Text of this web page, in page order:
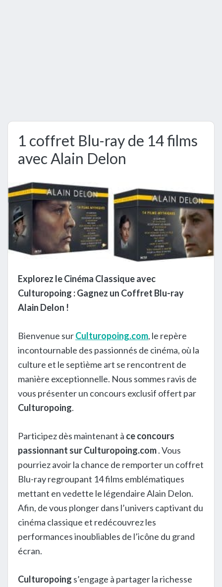
1 coffret Blu-ray de 14 films
avec Alain Delon
Explorez le Cinéma Classique avec
Culturopoing : Gagnez un Coffret Blu-ray
Alain Delon !
Bienvenue surCulturopoing.com, le repère
incontournable des passionnés de cinéma, où la
culture et le septième art se rencontrent de
manière exceptionnelle. Nous sommes ravis de
vous présenter un concours exclusif offert par
Culturopoing.
Participez dès maintenant à ce concours
passionnant sur Culturopoing.com. Vous
pourriez avoir la chance de remporter un coffret
Blu-ray regroupant 14 films emblématiques
mettant en vedette le légendaire Alain Delon.
Afin, de vous plonger dans l’univers captivant du
cinéma classique et redécouvrez les
performances inoubliables de l’icône du grand
écran.
Culturopoing s’engage à partager la richesse